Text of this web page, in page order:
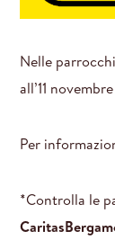
Nelle
all’11
Per
*Controlla le